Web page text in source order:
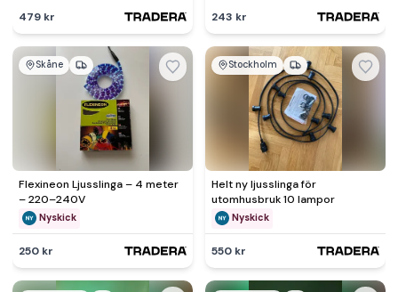
479 kr 243 kr
Skåne
Flexineon Ljusslinga – 4 meter
– 220–240V
Nyskick
250 kr
Stockholm
Helt ny ljusslinga för
utomhusbruk 10 lampor
Nyskick
550 kr